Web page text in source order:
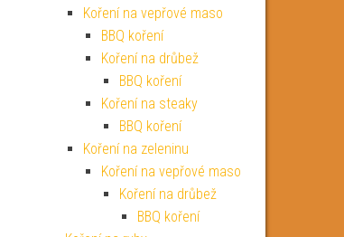
Koření na vepřové maso
BBQ koření
Koření na drůbež
BBQ koření
Koření na steaky
BBQ koření
Koření na zeleninu
Koření na vepřové maso
Koření na drůbež
BBQ koření